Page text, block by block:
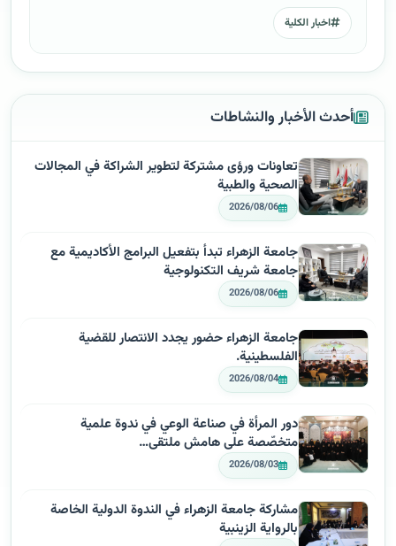
اخبار الكلية
أحدث الأخبار والنشاطات
تعاونات ورؤى مشتركة لتطوير الشراكة في المجالات
الصحية والطبية
2026/08/06
جامعة الزهراء تبدأ بتفعيل البرامج الأكاديمية مع
جامعة شريف التكنولوجية
2026/08/06
جامعة الزهراء حضور يجدد الانتصار للقضية
الفلسطينية.
2026/08/04
دور المرأة في صناعة الوعي في ندوة علمية
متخصّصة على هامش ملتقى…
2026/08/03
مشاركة جامعة الزهراء في الندوة الدولية الخاصة
بالرواية الزينبية